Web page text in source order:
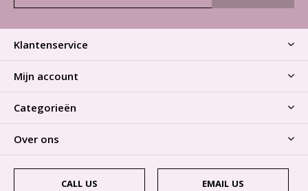
Klantenservice
Mijn account
Categorieën
Over ons
CALL US EMAIL US